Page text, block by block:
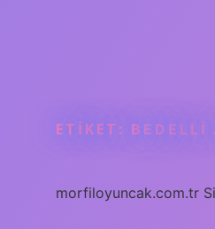
ETIKET: BEDELLI
morfiloyuncak.com.tr